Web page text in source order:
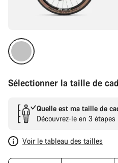
Sélectionner la taille de
Quelle est ma taille de
Découvrez-le en 3 étapes
Voir le tableau des tailles